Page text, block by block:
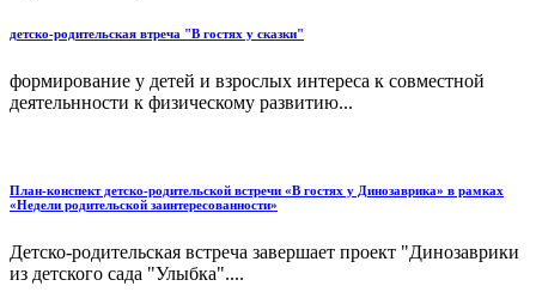
детско-родительская втреча "В гостях у сказки"
формирование у детей и взрослых интереса к совместной
деятельнности к физическому развитию...
План-конспект детско-родительской встречи «В гостях у Динозаврика» в рамках
«Недели родительской заинтересованности»
Детско-родительская встреча завершает проект "Динозаврики
из детского сада "Улыбка"....